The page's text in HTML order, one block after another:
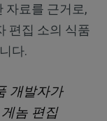
자료를 근거로,
편집 소의 식품
다.
개발자가
놈 편집